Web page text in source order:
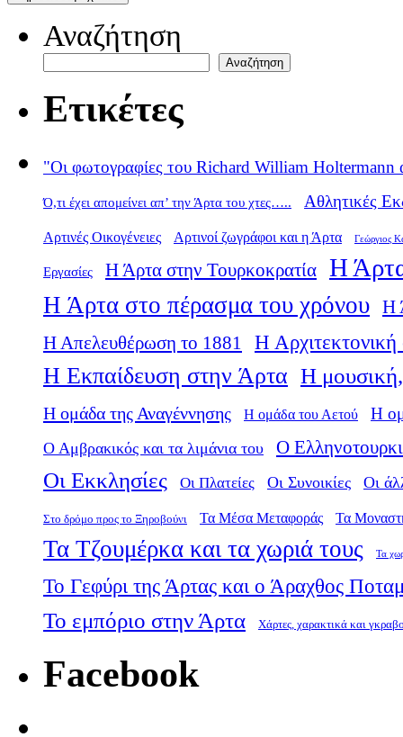
Αναζήτηση
Αναζήτηση
Ετικέτες
"Οι φωτογραφίες του Richard William Holtermann
Ό,τι έχει απομείνει απ’ την Άρτα του χτες….. Αθλητικές
Αρτινές Οικογένειες Αρτινοί ζωγράφοι και η Άρτα Γεώργιος
Εργασίες Η Άρτα στην Τουρκοκρατία Η
Η Άρτα στο πέρασμα του χρόνου Η
Η Απελευθέρωση το 1881
Η
Η Εκπαίδευση στην Άρτα Η μουσική,
Η ομάδα της Αναγέννησης Η ομάδα του Αετού Η
Ο Αμβρακικός και τα λιμάνια του Ο
Οι Εκκλησίες Οι Πλατείες Οι Συνοικίες Οι
Στο δρόμο προς το Ξηροβούνι Τα Μέσα Μεταφοράς Τα
Τα Τζουμέρκα και τα χωριά τους Τα
Το Γεφύρι της Άρτας και ο Άραχθος
Το εμπόριο στην Άρτα Χάρτες, χαρακτικά και
Facebook